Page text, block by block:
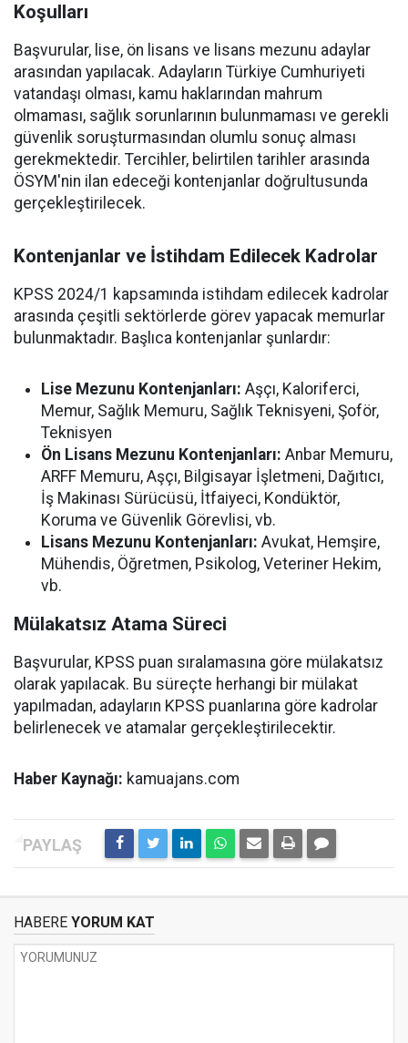
Koşulları
Başvurular, lise, ön lisans ve lisans mezunu adaylar
arasından yapılacak. Adayların Türkiye Cumhuriyeti
vatandaşı olması, kamu haklarından mahrum
olmaması, sağlık sorunlarının bulunmaması ve gerekli
güvenlik soruşturmasından olumlu sonuç alması
gerekmektedir. Tercihler, belirtilen tarihler arasında
ÖSYM'nin ilan edeceği kontenjanlar doğrultusunda
gerçekleştirilecek.
Kontenjanlar ve İstihdam Edilecek Kadrolar
KPSS 2024/1 kapsamında istihdam edilecek kadrolar
arasında çeşitli sektörlerde görev yapacak memurlar
bulunmaktadır. Başlıca kontenjanlar şunlardır:
Lise Mezunu Kontenjanları: Aşçı, Kaloriferci,
Memur, Sağlık Memuru, Sağlık Teknisyeni, Şoför,
Teknisyen
Ön Lisans Mezunu Kontenjanları: Anbar Memuru,
ARFF Memuru, Aşçı, Bilgisayar İşletmeni, Dağıtıcı,
İş Makinası Sürücüsü, İtfaiyeci, Kondüktör,
Koruma ve Güvenlik Görevlisi, vb.
Lisans Mezunu Kontenjanları: Avukat, Hemşire,
Mühendis, Öğretmen, Psikolog, Veteriner Hekim,
vb.
Mülakatsız Atama Süreci
Başvurular, KPSS puan sıralamasına göre mülakatsız
olarak yapılacak. Bu süreçte herhangi bir mülakat
yapılmadan, adayların KPSS puanlarına göre kadrolar
belirlenecek ve atamalar gerçekleştirilecektir.
Haber Kaynağı: kamuajans.com
HABERE YORUM KAT